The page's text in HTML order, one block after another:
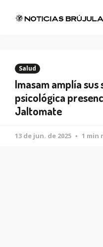
Salud
Imasam amplía
psicológica
Jaltomate
13 de jun. de 2025 1 min